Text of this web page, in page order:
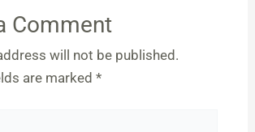
Comment
will not be published.
are marked *